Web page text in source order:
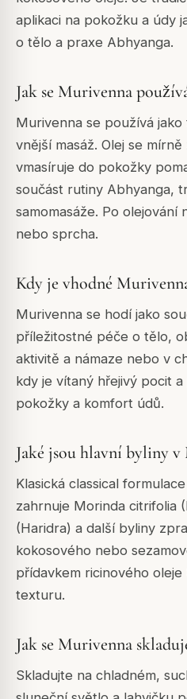
aplikaci na pokožku a údy
o tělo a praxe Abhyanga.
Jak se Murivenna
Murivenna se používá
vnější masáž. Olej se
vmasíruje do pokožky
součást rutiny Abhyanga,
samomasáže. Po olejování
nebo sprcha.
Kdy je vhodné
Murivenna se hodí jako
příležitostné péče o tělo,
aktivitě a námaze nebo v
kdy je vítaný hřejivý pocit
pokožky a komfort údů.
Jaké jsou hlavní byliny v
Klasická classical
zahrnuje Morinda citrifolia
(Haridra) a další byliny
kokosového nebo
přídavkem ricinového
texturu.
Jak se Murivenna
Skladujte na chladném,